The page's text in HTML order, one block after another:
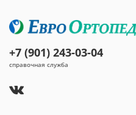
+7 (901) 243-03-04
справочная служба